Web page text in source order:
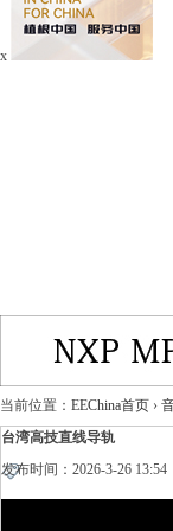
x
当前位置： EEChina首页 ›
台湾高技直线导轨
发布时间：2026-3-26